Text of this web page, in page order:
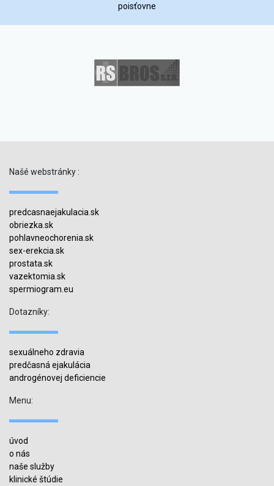
poisťovne
Našé webstránky :
predcasnaejakulacia.sk
obriezka.sk
pohlavneochorenia.sk
sex-erekcia.sk
prostata.sk
vazektomia.sk
spermiogram.eu
Dotazníky:
sexuálneho zdravia
predčasná ejakulácia
androgénovej deficiencie
Menu:
úvod
o nás
naše služby
klinické štúdie